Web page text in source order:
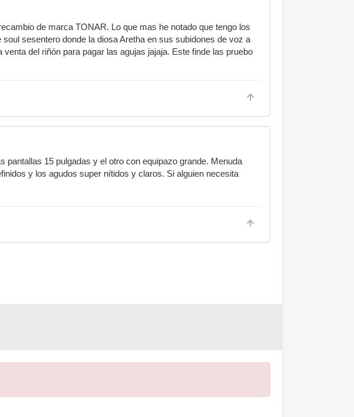
de marca TONAR. Lo que mas he notado que tengo los
sesentero donde la diosa Aretha en sus subidones de voz a
del riñón para pagar las agujas jajaja. Este finde las pruebo
pantallas 15 pulgadas y el otro con equipazo grande. Menuda
y los agudos super nítidos y claros. Si alguien necesita